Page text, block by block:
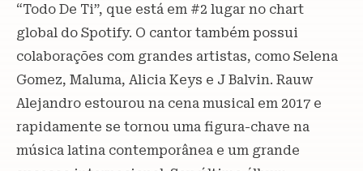
“Todo De Ti”, que está em #2 lugar no chart
global do Spotify. O cantor também possui
colaborações com grandes artistas, como Selena
Gomez, Maluma, Alicia Keys e J Balvin. Rauw
Alejandro estourou na cena musical em 2017 e
rapidamente se tornou uma figura-chave na
música latina contemporânea e um grande